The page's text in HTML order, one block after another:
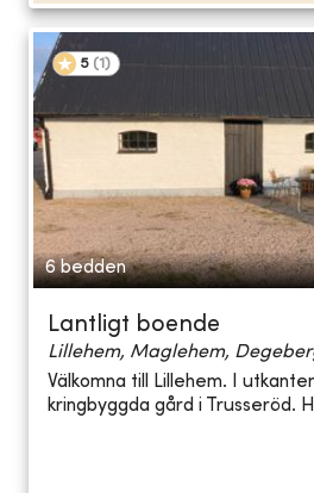
5 (1 )
6 bedden
Lantligt boende
Lillehem, Maglehem,
Välkomna till Lillehem. I
kringbyggda gård i Trusseröd.